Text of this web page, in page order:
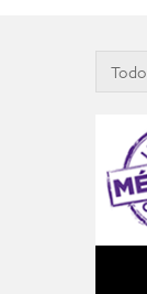
Todo